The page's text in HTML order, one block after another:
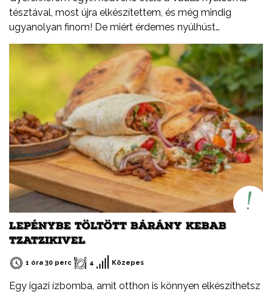
tésztával, most újra elkészítettem, és még mindig
ugyanolyan finom! De miért érdemes nyúlhúst
fogyasztani? Természetesen sovány, fehérjében
gazdag, alacsony zsírtartalmú hús. Könnyen
emészthető. Kiváló alternatíva más húsfélék helyett,
változatosan és egyszerűen elkészíthető.
LEPÉNYBE TÖLTÖTT BÁRÁNY KEBAB
TZATZIKIVEL
1 óra 30 perc 4 Közepes
Egy igazi ízbomba, amit otthon is könnyen elkészíthetsz